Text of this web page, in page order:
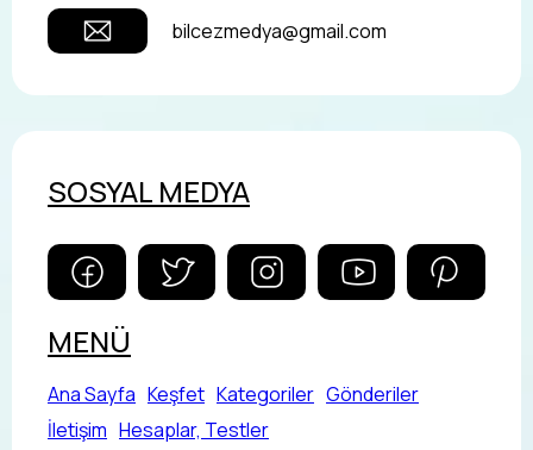
bilcezmedya@gmail.com
SOSYAL MEDYA
MENÜ
Ana Sayfa Keşfet Kategoriler Gönderiler
İletişim Hesaplar, Testler